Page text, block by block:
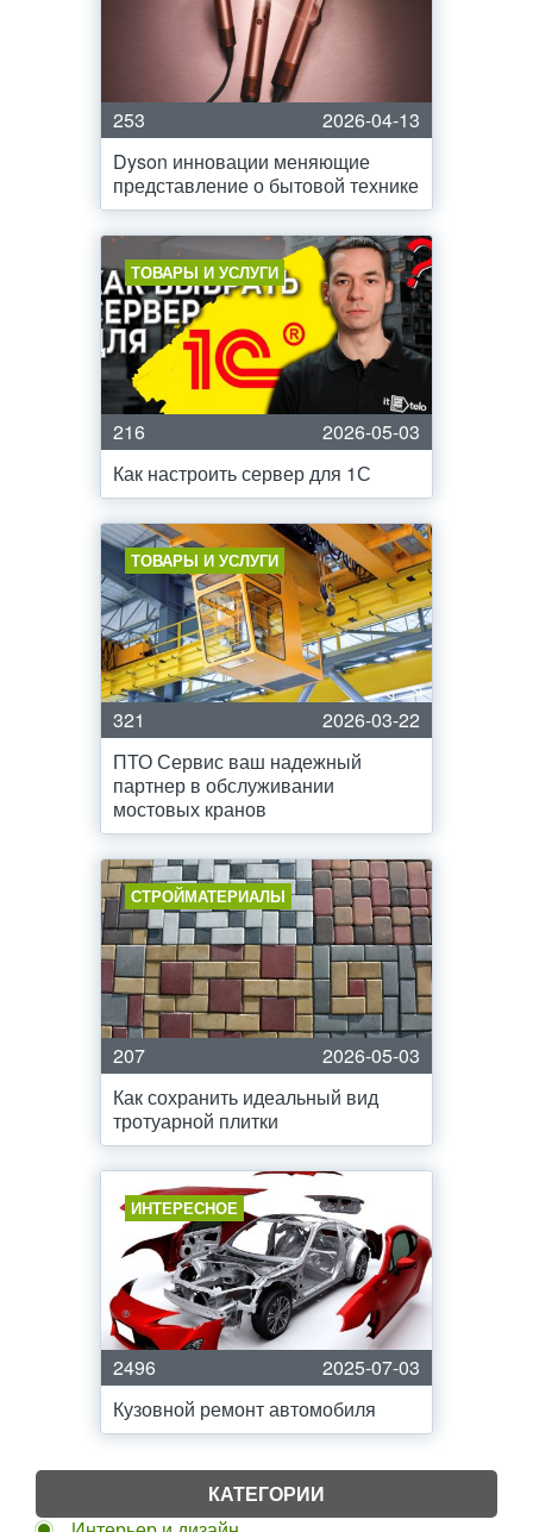
253
2026-04-13
Dyson инновации меняющие
представление о бытовой технике
ТОВАРЫ И УСЛУГИ
216
2026-05-03
Как настроить сервер для 1С
ТОВАРЫ И УСЛУГИ
321
2026-03-22
ПТО Сервис ваш надежный
партнер в обслуживании
мостовых кранов
СТРОЙМАТЕРИАЛЫ
207
2026-05-03
Как сохранить идеальный вид
тротуарной плитки
ИНТЕРЕСНОЕ
2496
2025-07-03
Кузовной ремонт автомобиля
КАТЕГОРИИ